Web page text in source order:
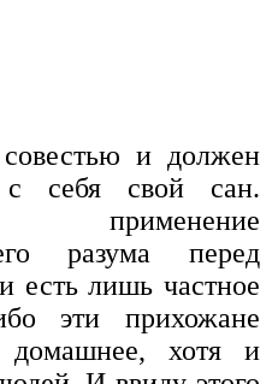
и должен
себя свой сан.
применение
разума перед
есть лишь частное
эти прихожане
домашнее, хотя и